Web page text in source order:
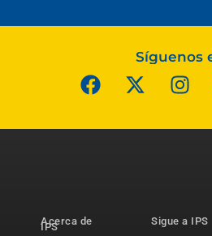
Síguenos
Acerca de
IPS
Sigue a IPS